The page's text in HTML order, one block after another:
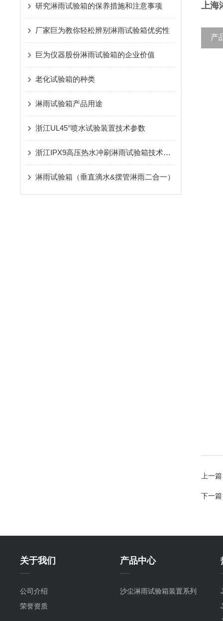
研究淋雨试验箱的保养措施和注意事项
厂家巨为教你轻松辨别淋雨试验箱优劣性
巨为仪器股份淋雨试验箱的企业价值
老化试验箱的种类
淋雨试验箱产品用途
​浙江UL45°喷水试验装置技术参数
浙江IPX9高压热水冲刷淋雨试验箱技术参数
淋雨试验箱（垂直滴水&摆管淋雨二合一）
上海
产
上一
下一
关于我们
公司介绍
荣誉资质
产品中心
沙尘淋雨试验箱装置系列